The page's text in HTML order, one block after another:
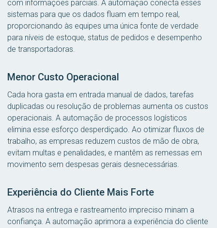
com informações parciais. A automação conecta esses
sistemas para que os dados fluam em tempo real,
proporcionando às equipes uma única fonte de verdade
para níveis de estoque, status de pedidos e desempenho
de transportadoras.
Menor Custo Operacional
Cada hora gasta em entrada manual de dados, tarefas
duplicadas ou resolução de problemas aumenta os custos
operacionais. A automação de processos logísticos
elimina esse esforço desperdiçado. Ao otimizar fluxos de
trabalho, as empresas reduzem custos de mão de obra,
evitam multas e penalidades, e mantêm as remessas em
movimento sem despesas gerais desnecessárias.
Experiência do Cliente Mais Forte
Atrasos na entrega e rastreamento impreciso minam a
confiança. A automação aprimora a experiência do cliente